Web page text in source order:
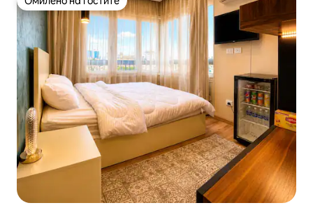
Омилено на гостите